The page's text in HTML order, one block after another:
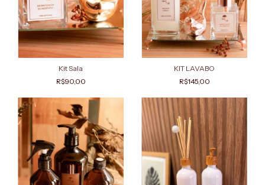
Kit Sala
R$90,00
KIT LAVABO
R$145,00